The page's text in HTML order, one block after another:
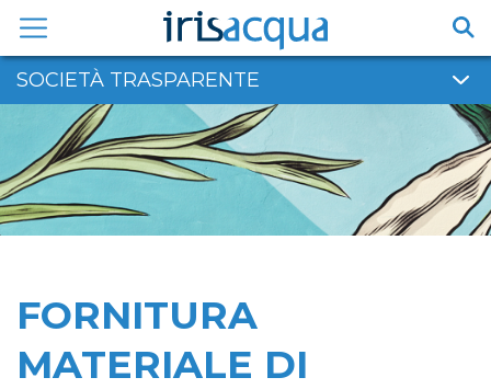
contenuto
SOCIETÀ TRASPARENTE
FORNITURA
MATERIALE DI